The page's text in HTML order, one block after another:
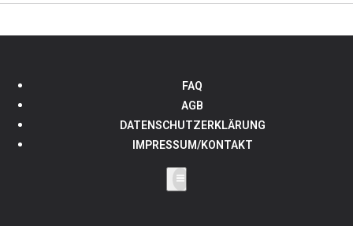
FAQ
AGB
DATENSCHUTZERKLÄRUNG
IMPRESSUM/KONTAKT